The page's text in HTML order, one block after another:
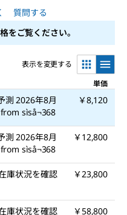
質問する
をご覧ください。
表示を変更する
単価
測 2026年8月
from sìså¬368
￥8,120
測 2026年8月
from sìså¬368
￥12,800
庫状況を確認
￥23,800
庫状況を確認
￥58,800